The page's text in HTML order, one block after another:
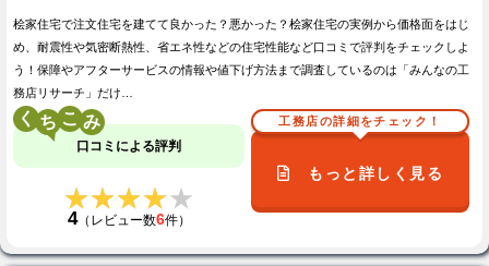
桧家住宅で注文住宅を建てて良かった？悪かった？桧家住宅の実例から価格面をはじ
め、耐震性や気密断熱性、省エネ性などの住宅性能など口コミで評判をチェックしよ
う！保障やアフターサービスの情報や値下げ方法まで調査しているのは「みんなの工
務店リサーチ」だけ…
く こ
口コミによる評判
★★★★★
★★★★★
4（レビュー数6件）
工務店の詳細をチェック！
もっと詳しく見る